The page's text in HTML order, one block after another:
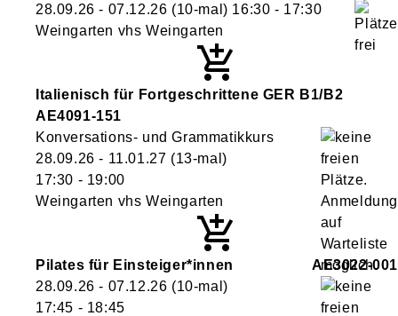
28.09.26 - 07.12.26 (10-mal) 16:30 - 17:30
Weingarten vhs Weingarten
Italienisch für Fortgeschrittene GER B1/B2
AE4091-151
Konversations- und Grammatikkurs
28.09.26 - 11.01.27 (13-mal)
17:30 - 19:00
Weingarten vhs Weingarten
Pilates für Einsteiger*innen
AE3022-001
28.09.26 - 07.12.26 (10-mal)
17:45 - 18:45